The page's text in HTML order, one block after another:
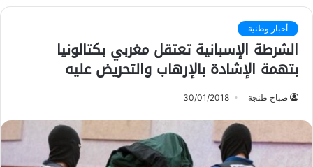
أخبار وطنية
الشرطة الإسبانية تعتقل مغربي بكتالونيا
بتهمة الإشادة بالإرهاب والتحريض عليه
صباح طنجة 30/01/2018